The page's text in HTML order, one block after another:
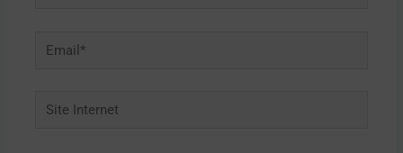
Email*
Site